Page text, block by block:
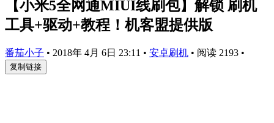
【小米5全网通MIUI线刷包】解锁 刷机
工具+驱动+教程！机客盟提供版
番茄小子 • 2018年 4月 6日 23:11 • 安卓刷机 • 阅读 2193 •
复制链接